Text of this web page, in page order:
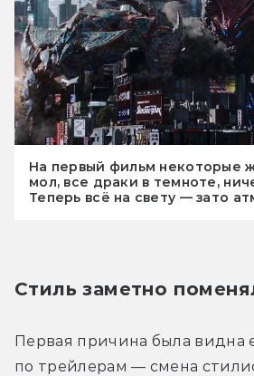
На первый фильм некоторые
мол, все драки в темноте,
Теперь всё на свету — зато
Стиль заметно
Первая причина была видна
по трейлерам — смена